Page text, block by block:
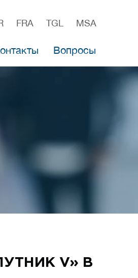
FRA TGL MSA
Вопросы
V» В